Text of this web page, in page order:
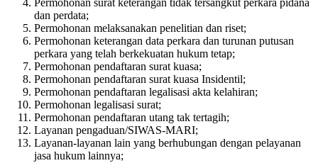
Permohonan surat keterangan tidak tersangkut perkara pidana
dan perdata;
Permohonan melaksanakan penelitian dan riset;
Permohonan keterangan data perkara dan turunan putusan
perkara yang telah berkekuatan hukum tetap;
Permohonan pendaftaran surat kuasa;
Permohonan pendaftaran surat kuasa Insidentil;
Permohonan pendaftaran legalisasi akta kelahiran;
Permohonan legalisasi surat;
Permohonan pendaftaran utang tak tertagih;
Layanan pengaduan/SIWAS-MARI;
Layanan-layanan lain yang berhubungan dengan pelayanan
jasa hukum lainnya;